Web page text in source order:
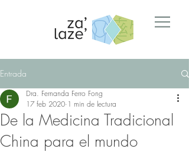
Entrada
De la Medicina Tradicional
China para el mundo
Dra. Fernanda Ferro Fong
17 feb 2020 1 min de lectura